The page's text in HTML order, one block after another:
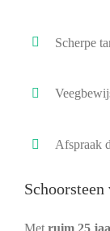
Scherpe
Afspraak
Met ruim 25